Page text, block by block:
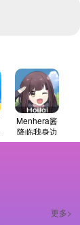
Menhera酱
降临我身边
原版
更多>